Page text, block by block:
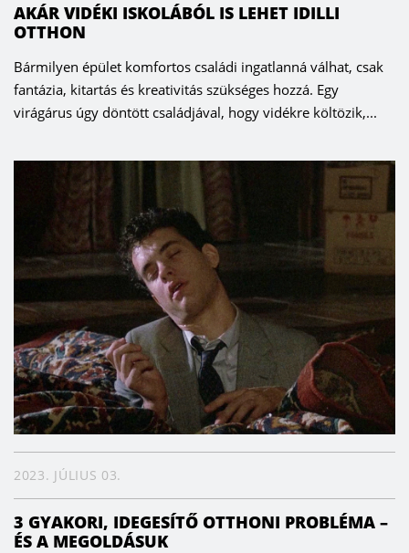
AKÁR VIDÉKI ISKOLÁBÓL IS LEHET IDILLI
OTTHON
Bármilyen épület komfortos családi ingatlanná válhat, csak
fantázia, kitartás és kreativitás szükséges hozzá. Egy
virágárus úgy döntött családjával, hogy vidékre költözik,...
2023. JÚLIUS 03.
3 GYAKORI, IDEGESÍTŐ OTTHONI PROBLÉMA –
ÉS A MEGOLDÁSUK